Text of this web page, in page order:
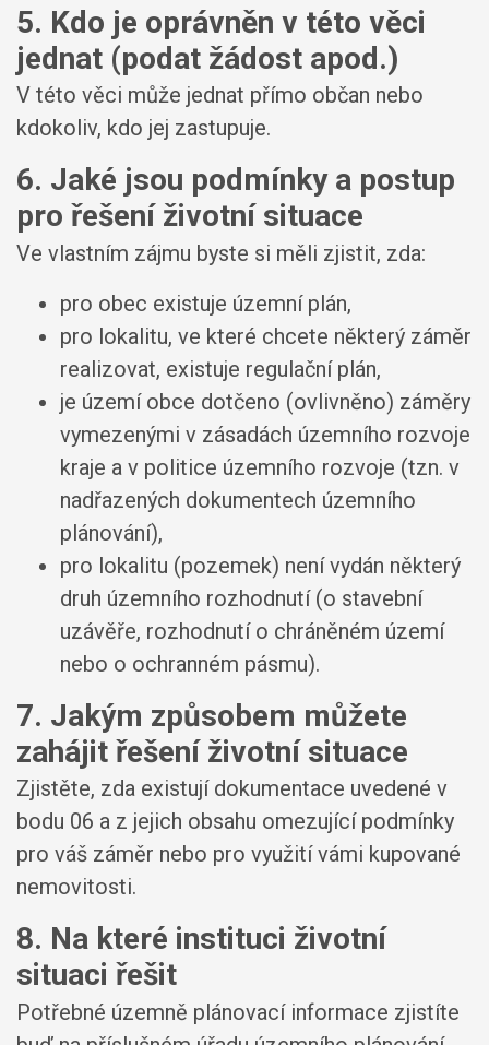
5. Kdo je oprávněn v této věci
jednat (podat žádost apod.)
V této věci může jednat přímo občan nebo
kdokoliv, kdo jej zastupuje.
6. Jaké jsou podmínky a postup
pro řešení životní situace
Ve vlastním zájmu byste si měli zjistit, zda:
pro obec existuje územní plán,
pro lokalitu, ve které chcete některý záměr
realizovat, existuje regulační plán,
je území obce dotčeno (ovlivněno) záměry
vymezenými v zásadách územního rozvoje
kraje a v politice územního rozvoje (tzn. v
nadřazených dokumentech územního
plánování),
pro lokalitu (pozemek) není vydán některý
druh územního rozhodnutí (o stavební
uzávěře, rozhodnutí o chráněném území
nebo o ochranném pásmu).
7. Jakým způsobem můžete
zahájit řešení životní situace
Zjistěte, zda existují dokumentace uvedené v
bodu 06 a z jejich obsahu omezující podmínky
pro váš záměr nebo pro využití vámi kupované
nemovitosti.
8. Na které instituci životní
situaci řešit
Potřebné územně plánovací informace zjistíte